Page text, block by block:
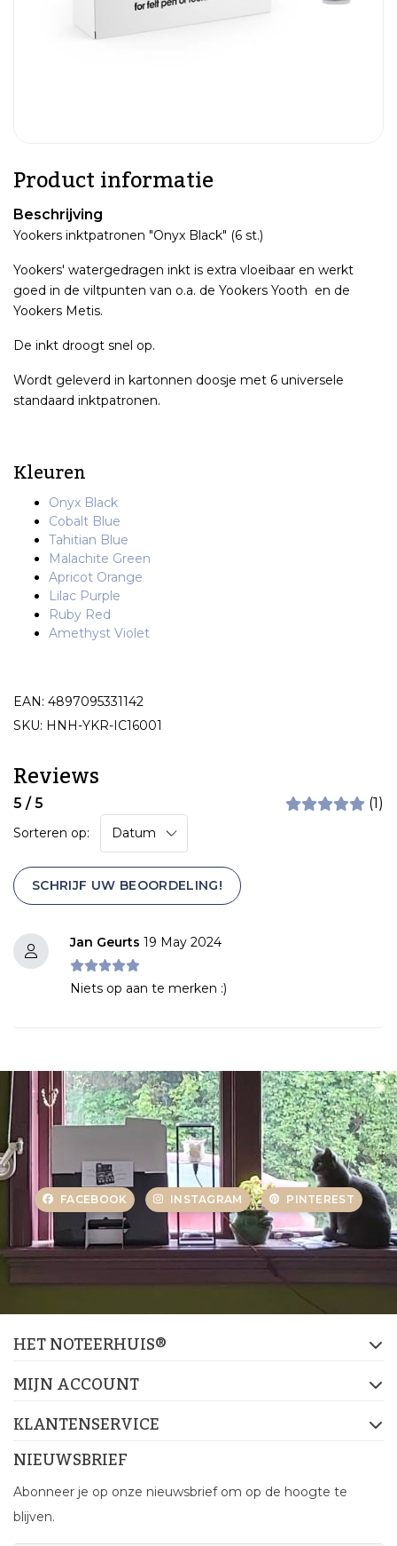
Product informatie
Beschrijving
Yookers inktpatronen "Onyx Black" (6 st.)
Yookers' watergedragen inkt is extra vloeibaar en werkt
goed in de viltpunten van o.a. de Yookers Yooth en de
Yookers Metis.
De inkt droogt snel op.
Wordt geleverd in kartonnen doosje met 6 universele
standaard inktpatronen.
Kleuren
Onyx Black
Cobalt Blue
Tahitian Blue
Malachite Green
Apricot Orange
Lilac Purple
Ruby Red
Amethyst Violet
EAN: 4897095331142
SKU: HNH-YKR-IC16001
Reviews
5 / 5 (1)
Sorteren op:
SCHRIJF UW BEOORDELING!
Jan Geurts 19 May 2024
Niets op aan te merken :)
FACEBOOK INSTAGRAM PINTEREST
HET NOTEERHUIS®
MIJN ACCOUNT
KLANTENSERVICE
NIEUWSBRIEF
Abonneer je op onze nieuwsbrief om op de hoogte te
blijven.